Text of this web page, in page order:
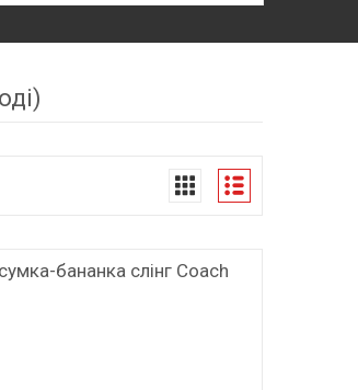
бананка слінг Coach